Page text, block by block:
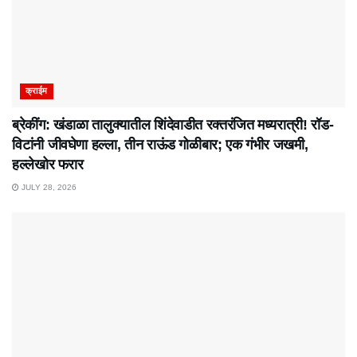
क्राईम
ब्रेकींग: खंडाळा तालुक्यातील शिंदेवाडीत रक्तरंजित मध्यरात्री! रॉड-
विटांनी जीवघेणा हल्ला, तीन राऊंड गोळीबार; एक गंभीर जखमी,
हल्लेखोर फरार
JULY 28, 2026